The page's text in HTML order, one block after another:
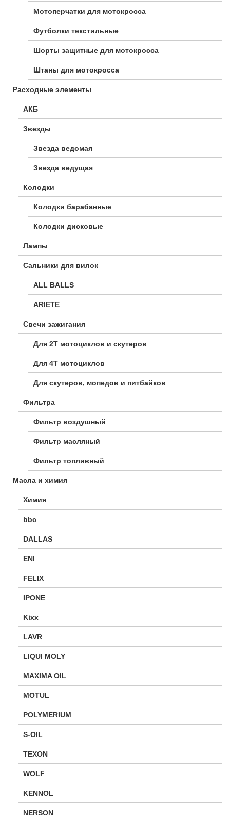
Мотоперчатки для мотокросса
Футболки текстильные
Шорты защитные для мотокросса
Штаны для мотокросса
Расходные элементы
АКБ
Звезды
Звезда ведомая
Звезда ведущая
Колодки
Колодки барабанные
Колодки дисковые
Лампы
Сальники для вилок
ALL BALLS
ARIETE
Свечи зажигания
Для 2Т мотоциклов и скутеров
Для 4Т мотоциклов
Для скутеров, мопедов и питбайков
Фильтра
Фильтр воздушный
Фильтр масляный
Фильтр топливный
Масла и химия
Химия
bbc
DALLAS
ENI
FELIX
IPONE
Kixx
LAVR
LIQUI MOLY
MAXIMA OIL
MOTUL
POLYMERIUM
S-OIL
TEXON
WOLF
KENNOL
NERSON